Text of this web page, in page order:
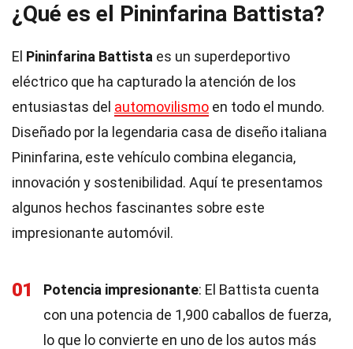
¿Qué es el Pininfarina Battista?
El Pininfarina Battista es un superdeportivo
eléctrico que ha capturado la atención de los
entusiastas del automovilismo en todo el mundo.
Diseñado por la legendaria casa de diseño italiana
Pininfarina, este vehículo combina elegancia,
innovación y sostenibilidad. Aquí te presentamos
algunos hechos fascinantes sobre este
impresionante automóvil.
01 Potencia impresionante: El Battista cuenta
con una potencia de 1,900 caballos de fuerza,
lo que lo convierte en uno de los autos más